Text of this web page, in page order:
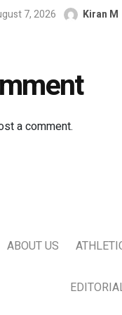
7, 2026 Kiran M
a comment.
ABOUT US